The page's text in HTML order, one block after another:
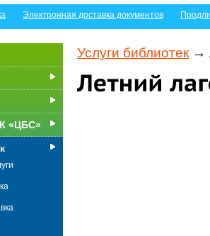
Электронная доставка документов
Услуги библиотек →
«ЦБС»